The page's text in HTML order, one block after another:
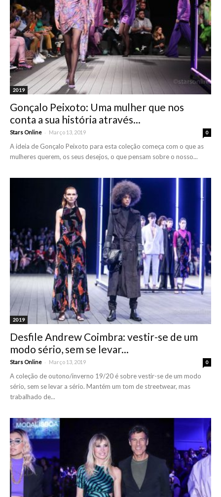
2019
Gonçalo Peixoto: Uma mulher que nos
conta a sua história através...
Stars Online - Março 13, 2019 0
A ideia de Gonçalo Peixoto para esta coleção começa com o que as
mulheres querem, os seus desejos, o que pensam sobre o nosso...
2019
Desfile Andrew Coimbra: vestir-se de um
modo sério, sem se levar...
Stars Online - Março 13, 2019 0
A coleção de outono/inverno 19/20 é sobre vestir-se de um modo
sério, sem se levar a sério. Mantém um tom de streetwear, mas
trabalhado de...